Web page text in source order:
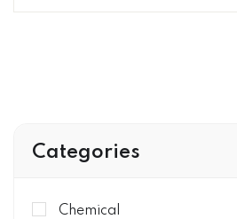
Categories
Chemical